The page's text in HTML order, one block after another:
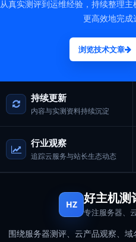
从真实测评到运维经验，持续整理
更高效地完成
浏览技术文章
持续更新
内容与实测资料持续沉淀
行业观察
追踪云服务与站长生态动态
HZ 好主机测
专注服务器、
围绕服务器测评、云产品观察、